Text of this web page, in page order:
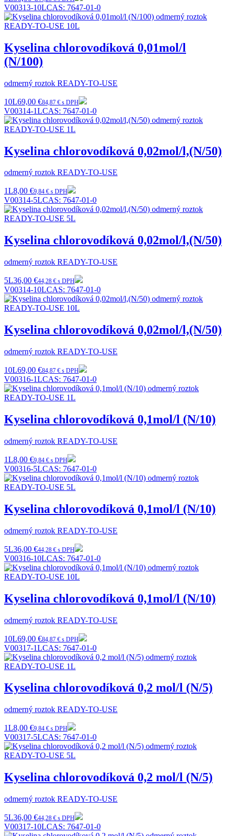
V00313-10LCAS: 7647-01-0
Kyselina chlorovodíková 0,01mol/l
(N/100)
odmerný roztok READY-TO-USE
10L69,00 €84,87 € s DPH
V00314-1LCAS: 7647-01-0
Kyselina chlorovodíková 0,02mol/l,(N/50)
odmerný roztok READY-TO-USE
1L8,00 €9,84 € s DPH
V00314-5LCAS: 7647-01-0
Kyselina chlorovodíková 0,02mol/l,(N/50)
odmerný roztok READY-TO-USE
5L36,00 €44,28 € s DPH
V00314-10LCAS: 7647-01-0
Kyselina chlorovodíková 0,02mol/l,(N/50)
odmerný roztok READY-TO-USE
10L69,00 €84,87 € s DPH
V00316-1LCAS: 7647-01-0
Kyselina chlorovodíková 0,1mol/l (N/10)
odmerný roztok READY-TO-USE
1L8,00 €9,84 € s DPH
V00316-5LCAS: 7647-01-0
Kyselina chlorovodíková 0,1mol/l (N/10)
odmerný roztok READY-TO-USE
5L36,00 €44,28 € s DPH
V00316-10LCAS: 7647-01-0
Kyselina chlorovodíková 0,1mol/l (N/10)
odmerný roztok READY-TO-USE
10L69,00 €84,87 € s DPH
V00317-1LCAS: 7647-01-0
Kyselina chlorovodíková 0,2 mol/l (N/5)
odmerný roztok READY-TO-USE
1L8,00 €9,84 € s DPH
V00317-5LCAS: 7647-01-0
Kyselina chlorovodíková 0,2 mol/l (N/5)
odmerný roztok READY-TO-USE
5L36,00 €44,28 € s DPH
V00317-10LCAS: 7647-01-0